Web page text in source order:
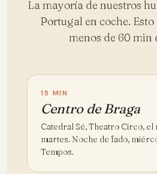
La mayoría de nuestros
Portugal en coche. Esto
menos de 60 min
15 MIN
Centro de Braga
Catedral Sé, Theatro Circo,
martes. Noche de fado,
Tempos.